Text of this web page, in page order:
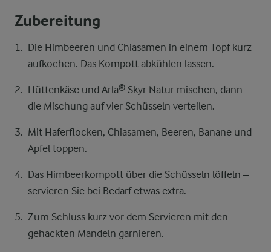
Zubereitung
Die Himbeeren und Chiasamen in einem Topf kurz
aufkochen. Das Kompott abkühlen lassen.
Hüttenkäse und Arla® Skyr Natur mischen, dann
die Mischung auf vier Schüsseln verteilen.
Mit Haferflocken, Chiasamen, Beeren, Banane und
Apfel toppen.
Das Himbeerkompott über die Schüsseln löffeln –
servieren Sie bei Bedarf etwas extra.
Zum Schluss kurz vor dem Servieren mit den
gehackten Mandeln garnieren.